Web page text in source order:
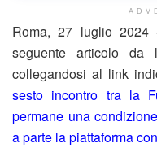
Roma, 27 luglio 2024
seguente articolo da
collegandosi al link
sesto incontro tra la
permane una
a parte la piattaforma